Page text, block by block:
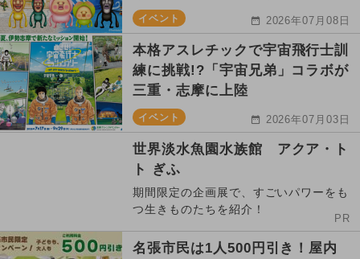
イベント 2026年07月08日
本格アスレチックで宇宙飛行士訓
練に挑戦!?「宇宙兄弟」コラボが
三重・志摩に上陸
イベント 2026年07月03日
世界淡水魚園水族館 アクア・ト
ト ぎふ
期間限定の企画展で、すごいパワーをも
つ生きものたちを紹介！
PR
名張市民は1人500円引き！屋内